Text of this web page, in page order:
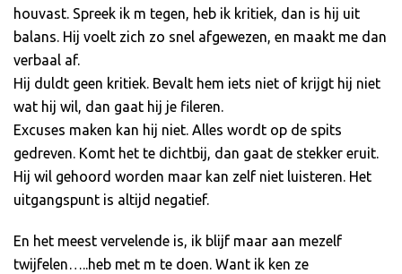
houvast. Spreek ik m tegen, heb ik kritiek, dan is hij uit
balans. Hij voelt zich zo snel afgewezen, en maakt me dan
verbaal af.
Hij duldt geen kritiek. Bevalt hem iets niet of krijgt hij niet
wat hij wil, dan gaat hij je fileren.
Excuses maken kan hij niet. Alles wordt op de spits
gedreven. Komt het te dichtbij, dan gaat de stekker eruit.
Hij wil gehoord worden maar kan zelf niet luisteren. Het
uitgangspunt is altijd negatief.
En het meest vervelende is, ik blijf maar aan mezelf
twijfelen…..heb met m te doen. Want ik ken ze